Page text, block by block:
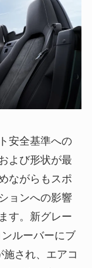
安全基準への
よび形状が最
ながらもスポ
ョンへの影響
す。新グレー
ルーバーにブ
され、エアコ